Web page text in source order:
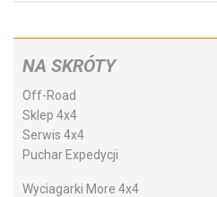
NA SKRÓTY
Off-Road
Sklep 4x4
Serwis 4x4
Puchar Expedycji
Wyciagarki More 4x4